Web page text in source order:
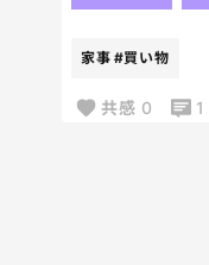
って思うけど
家事 #買い物
共感 0 1